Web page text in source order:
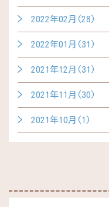
2022年02月(28)
2022年01月(31)
2021年12月(31)
2021年11月(30)
2021年10月(1)